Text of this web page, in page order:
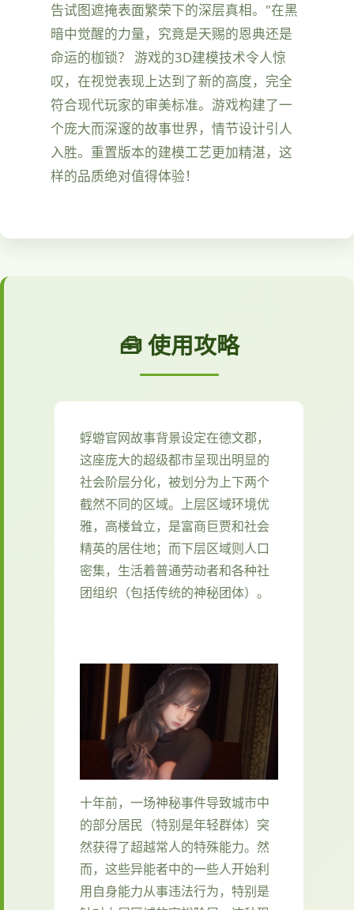
告试图遮掩表面繁荣下的深层真相。"在黑
暗中觉醒的力量，究竟是天赐的恩典还是
命运的枷锁？ 游戏的3D建模技术令人惊
叹，在视觉表现上达到了新的高度，完全
符合现代玩家的审美标准。游戏构建了一
个庞大而深邃的故事世界，情节设计引人
入胜。重置版本的建模工艺更加精湛，这
样的品质绝对值得体验！
🧰 使用攻略
蜉蝣官网故事背景设定在德文郡，
这座庞大的超级都市呈现出明显的
社会阶层分化，被划分为上下两个
截然不同的区域。上层区域环境优
雅，高楼耸立，是富商巨贾和社会
精英的居住地；而下层区域则人口
密集，生活着普通劳动者和各种社
团组织（包括传统的神秘团体）。
十年前，一场神秘事件导致城市中
的部分居民（特别是年轻群体）突
然获得了超越常人的特殊能力。然
而，这些异能者中的一些人开始利
用自身能力从事违法行为，特别是